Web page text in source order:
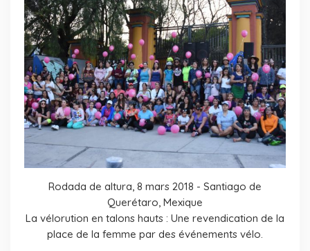
Rodada de altura, 8 mars 2018 - Santiago de
Querétaro, Mexique
La vélorution en talons hauts : Une revendication de la
place de la femme par des événements vélo.